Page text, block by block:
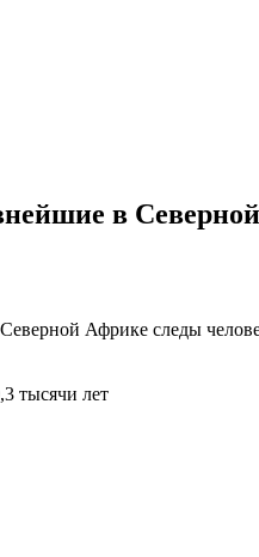
в
Африке следы
тысячи лет